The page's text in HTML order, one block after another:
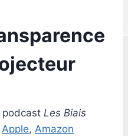
podcast Les Biais
Apple, Amazon